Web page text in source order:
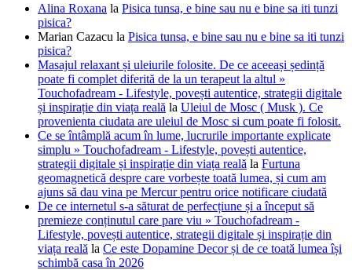
Alina Roxana la Pisica tunsa, e bine sau nu e bine sa iti tunzi
pisica?
Marian Cazacu la Pisica tunsa, e bine sau nu e bine sa iti tunzi
pisica?
Masajul relaxant și uleiurile folosite. De ce aceeași ședință
poate fi complet diferită de la un terapeut la altul »
Touchofadream - Lifestyle, povești autentice, strategii digitale
și inspirație din viața reală la Uleiul de Mosc ( Musk ). Ce
provenienta ciudata are uleiul de Mosc si cum poate fi folosit.
Ce se întâmplă acum în lume, lucrurile importante explicate
simplu » Touchofadream - Lifestyle, povești autentice,
strategii digitale și inspirație din viața reală la Furtuna
geomagnetică despre care vorbește toată lumea, și cum am
ajuns să dau vina pe Mercur pentru orice notificare ciudată
De ce internetul s-a săturat de perfecțiune și a început să
premieze conținutul care pare viu » Touchofadream -
Lifestyle, povești autentice, strategii digitale și inspirație din
viața reală la Ce este Dopamine Decor și de ce toată lumea își
schimbă casa în 2026